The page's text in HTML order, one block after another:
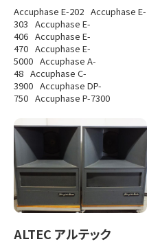
Accuphase E-202 Accuphase E-
303 Accuphase E-
406 Accuphase E-
470 Accuphase E-
5000 Accuphase A-
48 Accuphase C-
3900 Accuphase DP-
750 Accuphase P-7300
ALTEC アルテック